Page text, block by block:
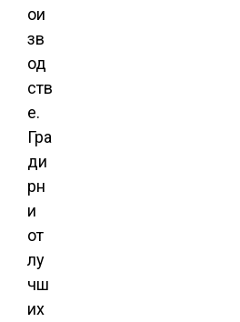
ои
зв
од
ств
е.
Гра
ди
рн
и
от
лу
чш
их